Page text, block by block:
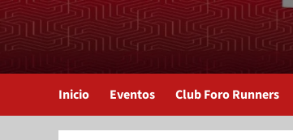
Inicio Eventos Club Foro Runners